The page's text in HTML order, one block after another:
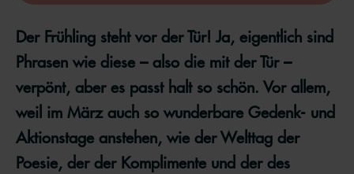
Der Frühling steht vor der Tür! Ja, eigentlich sind
Phrasen wie diese – also die mit der Tür –
verpönt, aber es passt halt so schön. Vor allem,
weil im März auch so wunderbare Gedenk- und
Aktionstage anstehen, wie der Welttag der
Poesie, der der Komplimente und der des